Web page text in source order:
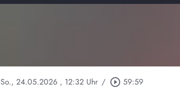
So., 24.05.2026 , 12:32 Uhr / play_circle_outline 59:59